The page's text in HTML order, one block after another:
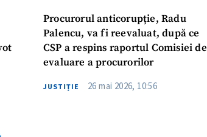
Procurorul anticorupție, Radu
Palencu, va fi reevaluat, după ce
CSP a respins raportul Comisiei de
evaluare a procurorilor
JUSTIȚIE 26 mai 2026, 10:56
+ Telefon personal
confidențialitate